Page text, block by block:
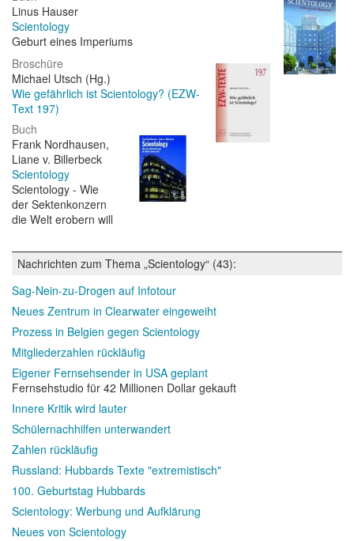
Linus Hauser
Scientology
Geburt eines Imperiums
Broschüre
Michael Utsch (Hg.)
Wie gefährlich ist Scientology? (EZW-
Text 197)
Buch
Frank Nordhausen,
Liane v. Billerbeck
Scientology
Scientology - Wie
der Sektenkonzern
die Welt erobern will
Nachrichten zum Thema „Scientology“ (43):
Sag-Nein-zu-Drogen auf Infotour
Neues Zentrum in Clearwater eingeweiht
Prozess in Belgien gegen Scientology
Mitgliederzahlen rückläufig
Eigener Fernsehsender in USA geplant
Fernsehstudio für 42 Millionen Dollar gekauft
Innere Kritik wird lauter
Schülernachhilfen unterwandert
Zahlen rückläufig
Russland: Hubbards Texte "extremistisch"
100. Geburtstag Hubbards
Scientology: Werbung und Aufklärung
Neues von Scientology